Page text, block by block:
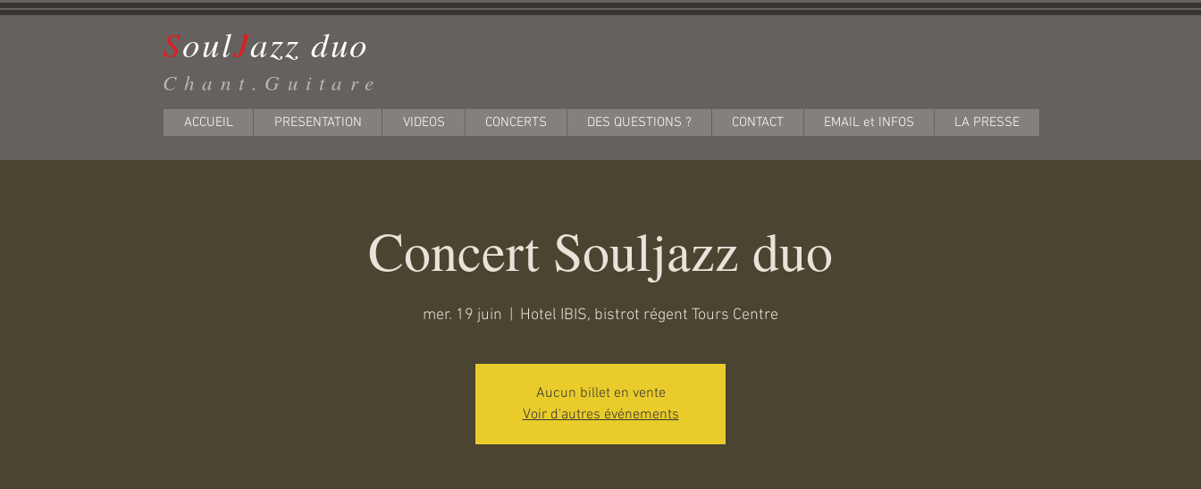
SoulJazz duo
Chant.Guitare
ACCUEIL PRESENTATION VIDEOS CONCERTS DES QUESTIONS ? CONTACT EMAIL et INFOS LA PRESSE
Concert Souljazz duo
mer. 19 juin Hotel IBIS, bistrot régent Tours Centre
Aucun billet en vente
Voir d'autres événements